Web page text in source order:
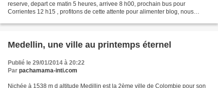
reserve, depart ce matin 5 heures, arrivee 8 h00, prochain bus pour
Corrientes 12 h15 , profitons de cette attente pour alimenter blog, nous
Medellin, une ville au printemps éternel
Publié le 29/01/2014 à 20:22
Par pachamama-inti.com
Nichée à 1538 m d altitude Medillin est la 2ème ville de Colombie pour son